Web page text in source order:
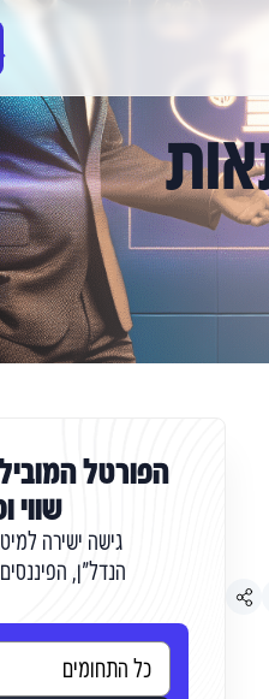
הפורטל
שווי
גישה ישירה
הנדל"ן,